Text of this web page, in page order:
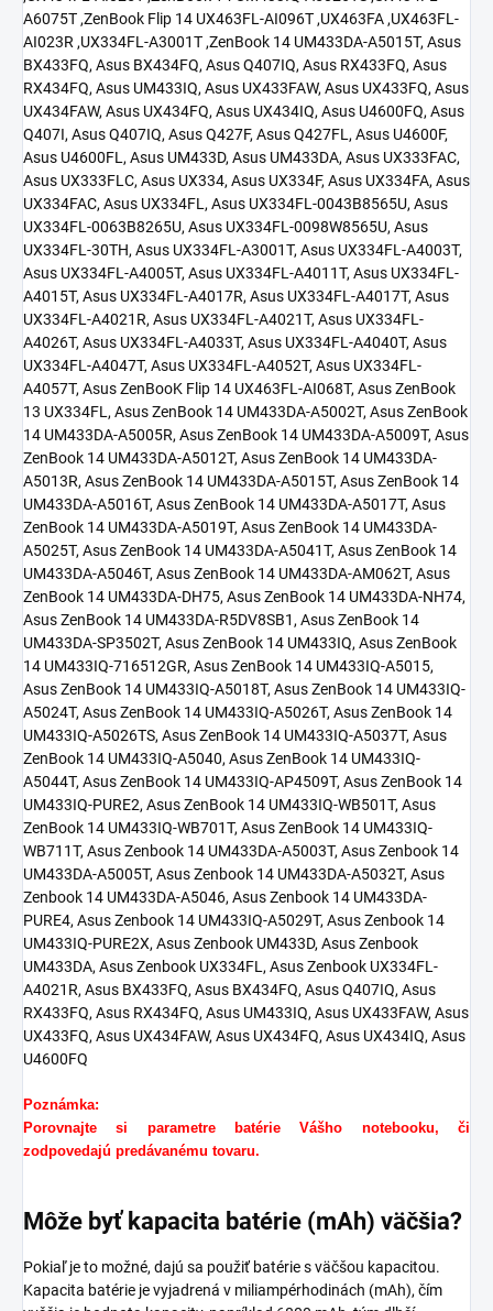
A6075T ,ZenBook Flip 14 UX463FL-AI096T ,UX463FA ,UX463FL-
AI023R ,UX334FL-A3001T ,ZenBook 14 UM433DA-A5015T, Asus
BX433FQ, Asus BX434FQ, Asus Q407IQ, Asus RX433FQ, Asus
RX434FQ, Asus UM433IQ, Asus UX433FAW, Asus UX433FQ, Asus
UX434FAW, Asus UX434FQ, Asus UX434IQ, Asus U4600FQ, Asus
Q407I, Asus Q407IQ, Asus Q427F, Asus Q427FL, Asus U4600F,
Asus U4600FL, Asus UM433D, Asus UM433DA, Asus UX333FAC,
Asus UX333FLC, Asus UX334, Asus UX334F, Asus UX334FA, Asus
UX334FAC, Asus UX334FL, Asus UX334FL-0043B8565U, Asus
UX334FL-0063B8265U, Asus UX334FL-0098W8565U, Asus
UX334FL-30TH, Asus UX334FL-A3001T, Asus UX334FL-A4003T,
Asus UX334FL-A4005T, Asus UX334FL-A4011T, Asus UX334FL-
A4015T, Asus UX334FL-A4017R, Asus UX334FL-A4017T, Asus
UX334FL-A4021R, Asus UX334FL-A4021T, Asus UX334FL-
A4026T, Asus UX334FL-A4033T, Asus UX334FL-A4040T, Asus
UX334FL-A4047T, Asus UX334FL-A4052T, Asus UX334FL-
A4057T, Asus ZenBooK Flip 14 UX463FL-AI068T, Asus ZenBook
13 UX334FL, Asus ZenBook 14 UM433DA-A5002T, Asus ZenBook
14 UM433DA-A5005R, Asus ZenBook 14 UM433DA-A5009T, Asus
ZenBook 14 UM433DA-A5012T, Asus ZenBook 14 UM433DA-
A5013R, Asus ZenBook 14 UM433DA-A5015T, Asus ZenBook 14
UM433DA-A5016T, Asus ZenBook 14 UM433DA-A5017T, Asus
ZenBook 14 UM433DA-A5019T, Asus ZenBook 14 UM433DA-
A5025T, Asus ZenBook 14 UM433DA-A5041T, Asus ZenBook 14
UM433DA-A5046T, Asus ZenBook 14 UM433DA-AM062T, Asus
ZenBook 14 UM433DA-DH75, Asus ZenBook 14 UM433DA-NH74,
Asus ZenBook 14 UM433DA-R5DV8SB1, Asus ZenBook 14
UM433DA-SP3502T, Asus ZenBook 14 UM433IQ, Asus ZenBook
14 UM433IQ-716512GR, Asus ZenBook 14 UM433IQ-A5015,
Asus ZenBook 14 UM433IQ-A5018T, Asus ZenBook 14 UM433IQ-
A5024T, Asus ZenBook 14 UM433IQ-A5026T, Asus ZenBook 14
UM433IQ-A5026TS, Asus ZenBook 14 UM433IQ-A5037T, Asus
ZenBook 14 UM433IQ-A5040, Asus ZenBook 14 UM433IQ-
A5044T, Asus ZenBook 14 UM433IQ-AP4509T, Asus ZenBook 14
UM433IQ-PURE2, Asus ZenBook 14 UM433IQ-WB501T, Asus
ZenBook 14 UM433IQ-WB701T, Asus ZenBook 14 UM433IQ-
WB711T, Asus Zenbook 14 UM433DA-A5003T, Asus Zenbook 14
UM433DA-A5005T, Asus Zenbook 14 UM433DA-A5032T, Asus
Zenbook 14 UM433DA-A5046, Asus Zenbook 14 UM433DA-
PURE4, Asus Zenbook 14 UM433IQ-A5029T, Asus Zenbook 14
UM433IQ-PURE2X, Asus Zenbook UM433D, Asus Zenbook
UM433DA, Asus Zenbook UX334FL, Asus Zenbook UX334FL-
A4021R, Asus BX433FQ, Asus BX434FQ, Asus Q407IQ, Asus
RX433FQ, Asus RX434FQ, Asus UM433IQ, Asus UX433FAW, Asus
UX433FQ, Asus UX434FAW, Asus UX434FQ, Asus UX434IQ, Asus
U4600FQ
Poznámka:
Porovnajte si parametre batérie Vášho notebooku, či
zodpovedajú predávanému tovaru.
Môže byť kapacita batérie (mAh) väčšia?
Pokiaľ je to možné, dajú sa použiť batérie s väčšou kapacitou.
Kapacita batérie je vyjadrená v miliampérhodinách (mAh), čím